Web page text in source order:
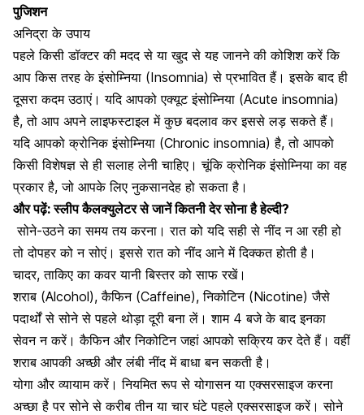
पुजिशन
अनिद्रा के उपाय
पहले किसी डॉक्टर की मदद से या खुद से यह जानने की कोशिश करें कि
आप किस तरह के इंसोम्निया (Insomnia) से प्रभावित हैं। इसके बाद ही
दूसरा कदम उठाएं। यदि आपको एक्यूट इंसोम्निया (Acute insomnia)
है, तो आप अपने लाइफस्टाइल में कुछ बदलाव कर इससे लड़ सकते हैं।
यदि आपको क्रोनिक इंसोम्निया (Chronic insomnia) है, तो आपको
किसी विशेषज्ञ से ही सलाह लेनी चाहिए। चूंकि क्रोनिक इंसोम्निया का वह
प्रकार है, जो आपके लिए नुकसानदेह हो सकता है।
और पढ़ें:स्लीप कैलक्युलेटर से जानें कितनी देर सोना है हेल्दी?
सोने-उठने का समय तय करना। रात को यदि सही से नींद न आ रही हो
तो दोपहर को न सोएं। इससे रात को नींद आने में दिक्कत होती है।
चादर, ताकिए का कवर यानी बिस्तर को साफ रखें।
शराब (Alcohol),कैफिन (Caffeine), निकोटिन (Nicotine) जैसे
पदार्थों से सोने से पहले थोड़ा दूरी बना लें। शाम 4 बजे के बाद इनका
सेवन न करें। कैफिन और निकोटिन जहां आपको सक्रिय कर देते हैं। वहीं
शराब आपकी अच्छी और लंबी नींद में बाधा बन सकती है।
योगा और व्यायाम करें। नियमित रूप से योगासन या एक्सरसाइज करना
अच्छा है पर सोने से करीब तीन या चार घंटे पहले एक्सरसाइज करें। सोने